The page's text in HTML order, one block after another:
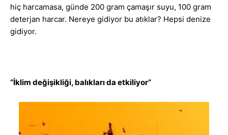
hiç harcamasa, günde 200 gram çamaşır suyu, 100 gram
deterjan harcar. Nereye gidiyor bu atıklar? Hepsi denize
gidiyor.
“İklim değişikliği, balıkları da etkiliyor”